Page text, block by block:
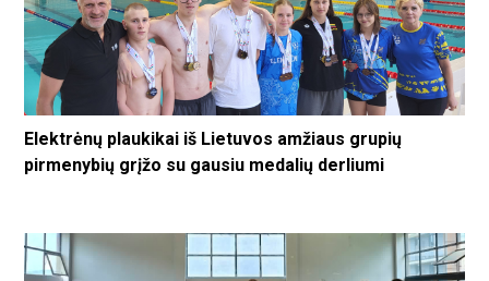
Elektrėnų plaukikai iš Lietuvos amžiaus grupių
pirmenybių grįžo su gausiu medalių derliumi